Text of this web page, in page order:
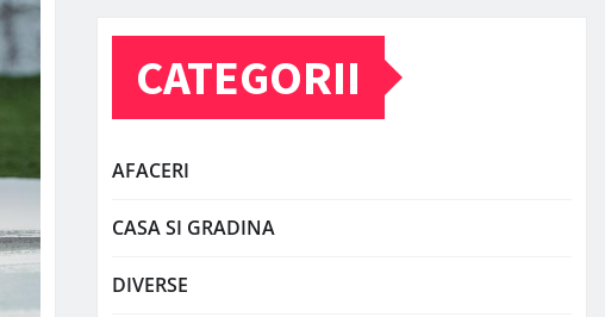
CATEGORII
AFACERI
CASA SI GRADINA
DIVERSE